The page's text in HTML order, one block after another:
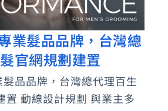
業髮品品牌，台灣總
官網規劃建置
髮品品牌，台灣總代理百生
置 動線設計規劃 與業主多